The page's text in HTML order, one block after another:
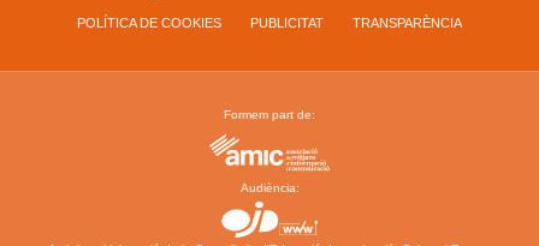
POLÍTICA DE COOKIES PUBLICITAT TRANSPARÈNCIA
Formem part de:
Audiència: